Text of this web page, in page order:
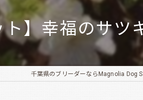
】幸福のサツ
千葉県のブリーダーならMagnolia Dog